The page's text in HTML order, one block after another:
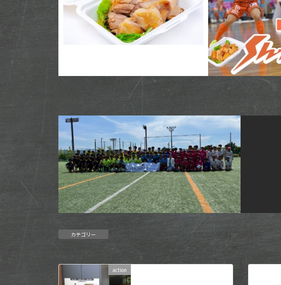
カテゴリー スポーツ団体・アスリート・学校法人情報 、店舗情報
action